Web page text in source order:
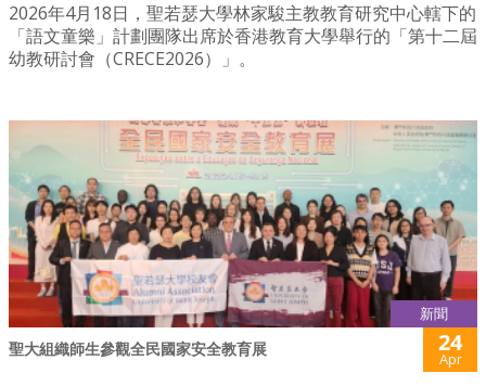
2026年4月18日，聖若瑟大學林家駿主教教育研究中心轄下的
「語文童樂」計劃團隊出席於香港教育大學舉行的「第十二屆
幼教研討會（CRECE2026）」。
新聞
聖大組織師生參觀全民國家安全教育展 24
Apr